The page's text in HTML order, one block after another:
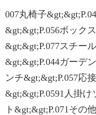
007丸椅子
&gt;&gt;P.056ボック
&gt;&gt;P.077スチー
&gt;&gt;P.044ガーデ
ンチ&gt;&gt;P.057応
&gt;&gt;P.0591人掛け
ト&gt;&gt;P.071その